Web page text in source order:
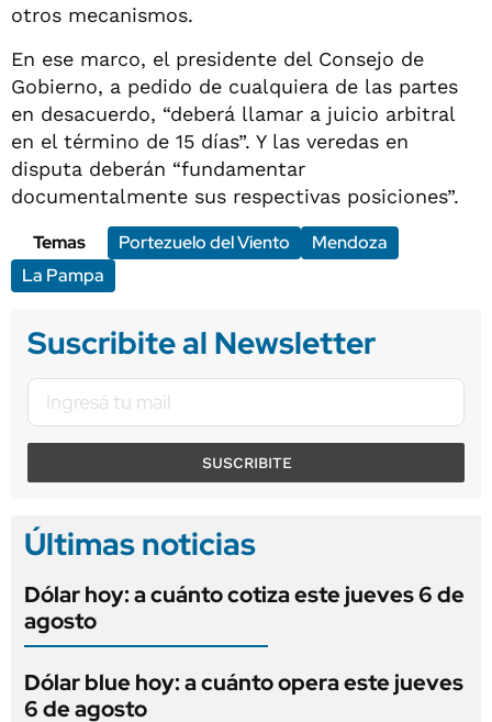
otros mecanismos.
En ese marco, el presidente del Consejo de
Gobierno, a pedido de cualquiera de las partes
en desacuerdo, “deberá llamar a juicio arbitral
en el término de 15 días”. Y las veredas en
disputa deberán “fundamentar
documentalmente sus respectivas posiciones”.
Temas
Portezuelo del Viento
Mendoza
La Pampa
Suscribite al Newsletter
SUSCRIBITE
Últimas noticias
Dólar hoy: a cuánto cotiza este jueves 6 de
agosto
Dólar blue hoy: a cuánto opera este jueves
6 de agosto